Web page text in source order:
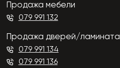
Продажа мебели
079 991 132
Продажа дверей/ламината
079 991 134
079 991 136